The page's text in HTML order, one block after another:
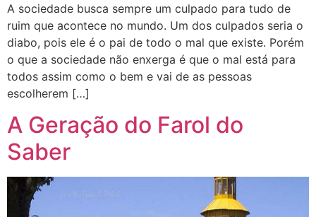
A sociedade busca sempre um culpado para tudo de
ruim que acontece no mundo. Um dos culpados seria o
diabo, pois ele é o pai de todo o mal que existe. Porém
o que a sociedade não enxerga é que o mal está para
todos assim como o bem e vai de as pessoas
escolherem […]
A Geração do Farol do
Saber